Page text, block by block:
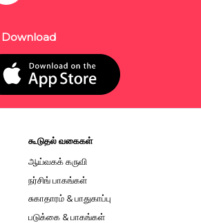
Download
கூடுதல் வகைகள்
ஆய்வகக் கருவி
நர்சிங் பாகங்கள்
சுகாதாரம் & பாதுகாப்பு
படுக்கை & பாகங்கள்